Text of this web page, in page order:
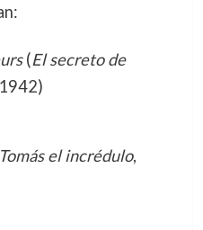
(El secreto de
Tomás el incrédulo,